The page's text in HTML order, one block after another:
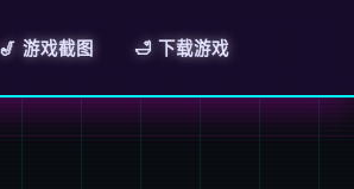
🎷 游戏截图 🛁 下载游戏